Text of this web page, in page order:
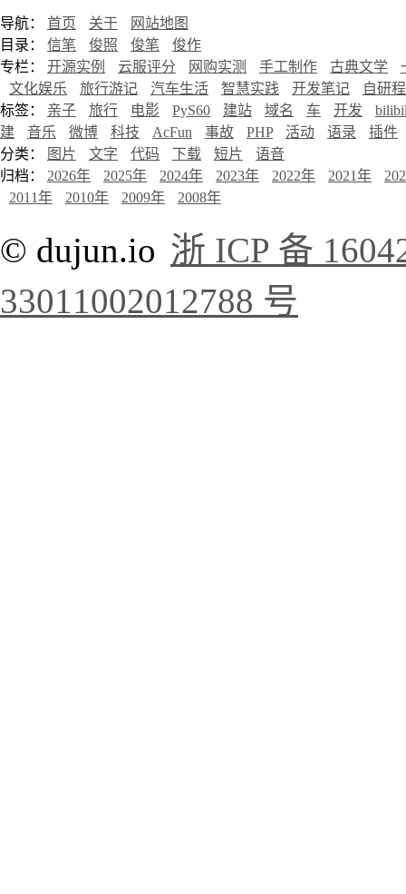
导航： 首页 关于
网站地图
目录： 信笔 俊照 俊笔
俊作
专栏： 开源实例 云服评分 网购实测 手工制作 古典文学
文化娱乐
旅行游记 汽车生活 智慧实践 开发笔记
自研
标签： 亲子 旅行 电影 PyS60 建站 域名 车 开发
建
音乐 微博 科技 AcFun 事故 PHP 活动 语录
插件
分类：
图片 文字 代码 下载 短片
语音
归档： 2026年 2025年 2024年 2023年 2022年 2021年
2011年
2010年 2009年 2008年
© dujun.io 浙 ICP 备
33011002012788 号